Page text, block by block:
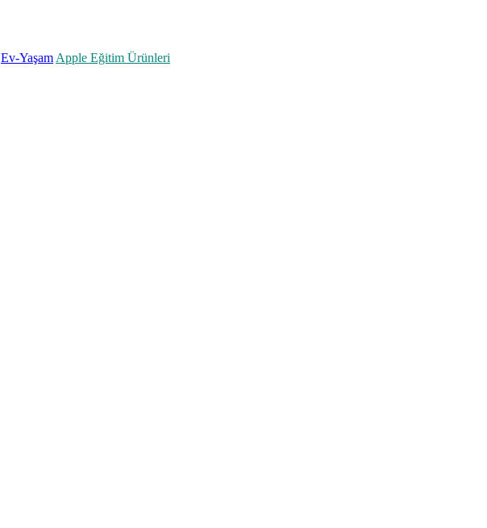
Ev-Yaşam Apple Eğitim Ürünleri